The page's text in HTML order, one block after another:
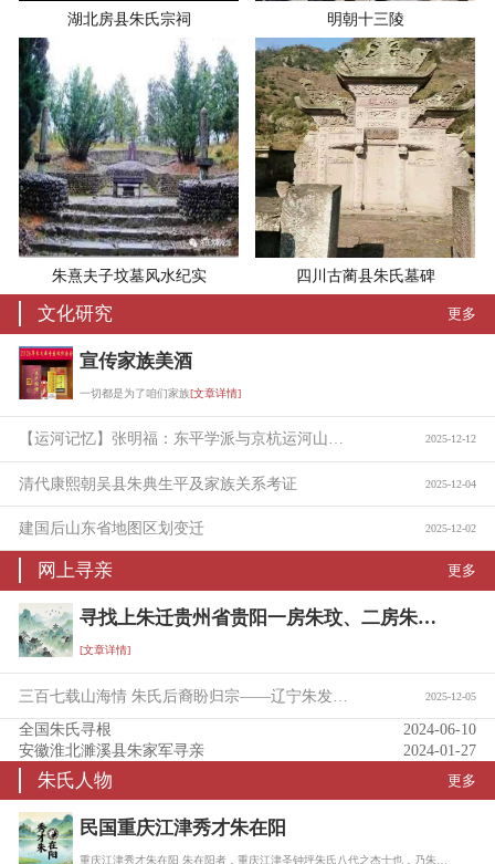
湖北房县朱氏宗祠 明朝十三陵
朱熹夫子坟墓风水纪实 四川古蔺县朱氏墓碑
文化研究 更多
宣传家族美酒
一切都是为了咱们家族[文章详情]
【运河记忆】张明福：东平学派与京杭运河山东段的贯通 2025-12-12
清代康熙朝吴县朱典生平及家族关系考证 2025-12-04
建国后山东省地图区划变迁 2025-12-02
网上寻亲 更多
寻找上朱迁贵州省贵阳一房朱玟、二房朱珖后裔宗亲信息
[文章详情]
2025-12-05
全国朱氏寻根
2024-06-10
安徽淮北濉溪县朱家军寻亲
2024-01-27
朱氏人物 更多
民国重庆江津秀才朱在阳